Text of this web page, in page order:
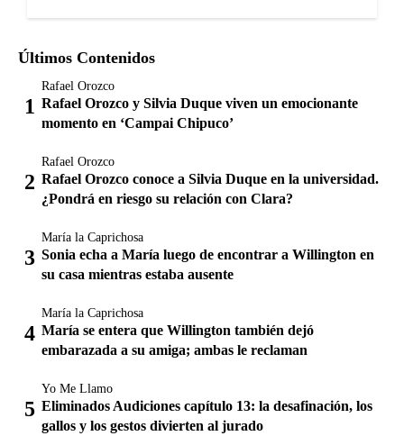
Últimos Contenidos
Rafael Orozco
Rafael Orozco y Silvia Duque viven un emocionante
momento en ‘Campai Chipuco’
Rafael Orozco
Rafael Orozco conoce a Silvia Duque en la universidad.
¿Pondrá en riesgo su relación con Clara?
María la Caprichosa
Sonia echa a María luego de encontrar a Willington en
su casa mientras estaba ausente
María la Caprichosa
María se entera que Willington también dejó
embarazada a su amiga; ambas le reclaman
Yo Me Llamo
Eliminados Audiciones capítulo 13: la desafinación, los
gallos y los gestos divierten al jurado